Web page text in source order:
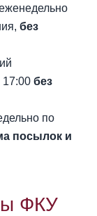
без
17:00 без
по
посылок и
ФКУ